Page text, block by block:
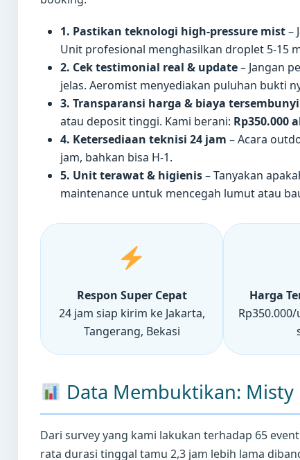
1. Pastikan teknologi high-pressure mist–
Unit profesional menghasilkan droplet 5-15
2. Cek testimonial real & update– Jangan
jelas. Aeromist menyediakan puluhan bukti
3. Transparansi harga & biaya tersembunyi
atau deposit tinggi. Kami berani: Rp350.000
4. Ketersediaan teknisi 24 jam – Acara
jam, bahkan bisa H-1.
5. Unit terawat & higienis– Tanyakan
maintenance untuk mencegah lumut atau
Respon Super Cepat
24 jam siap kirim ke Jakarta,
Tangerang, Bekasi
Harga
Data Membuktikan: Misty
Dari survey yang kami lakukan terhadap 65
rata durasi tinggal tamu 2,3 jam lebih lama